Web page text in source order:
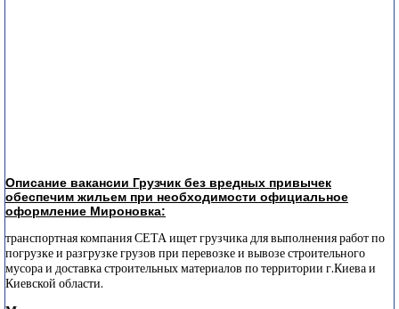
Описание вакансии Грузчик без вредных привычек
обеспечим жильем при необходимости официальное
оформление Мироновка:
транспортная компания СЕТА ищет грузчика для выполнения работ по
погрузке и разгрузке грузов при перевозке и вывозе строительного
мусора и доставка строительных материалов по территории г.Киева и
Киевской области.